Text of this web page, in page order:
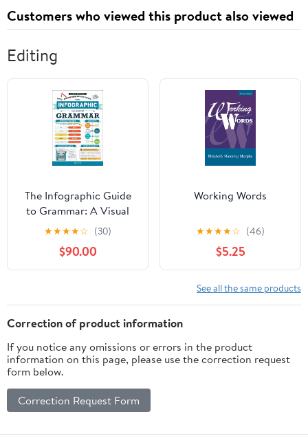
Customers who viewed this product also viewed
Editing
The Infographic Guide
to Grammar: A Visual
Reference for
Everything You Need to
Know (Infographic
Guide Series)
★★★★☆ (30)
$90.00
Working Words
★★★★☆ (46)
$5.25
See all the same products
Correction of product information
If you notice any omissions or errors in the product
information on this page, please use the correction request
form below.
Correction Request Form